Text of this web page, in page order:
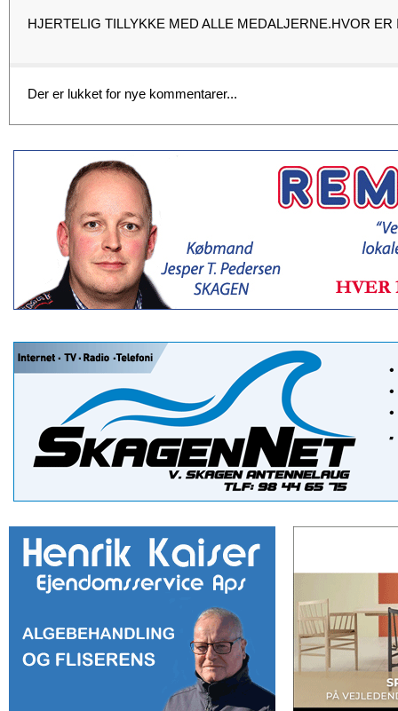
HJERTELIG TILLYKKE MED ALLE MEDALJERNE.HVOR ER
Der er lukket for nye kommentarer...